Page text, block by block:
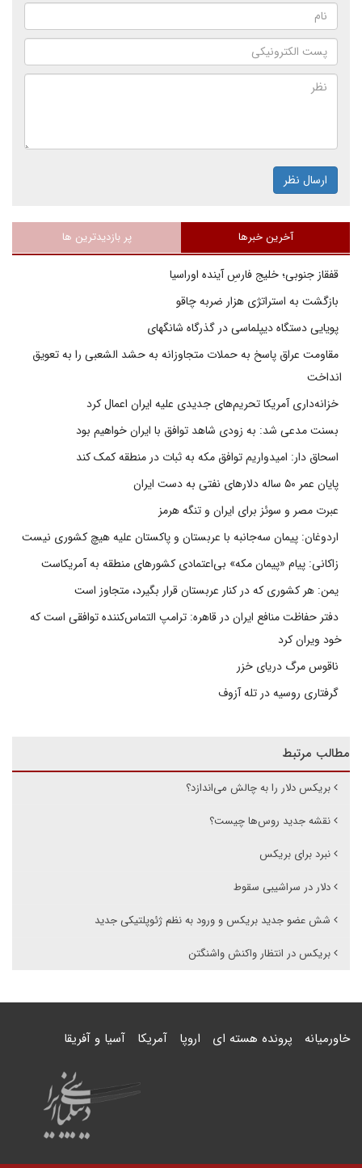
ارسال نظر
آخرین خبرها پر بازدیدترین ها
قفقاز جنوبی؛ خلیج فارسِ آینده اوراسیا
بازگشت به استراتژی هزار ضربه چاقو
پویایی دستگاه دیپلماسی در گذرگاه شانگهای
مقاومت عراق پاسخ به حملات متجاوزانه به حشد الشعبی را به تعویق
انداخت
خزانه‌داری آمریکا تحریم‌های جدیدی علیه ایران اعمال کرد
بسنت مدعی شد: به زودی شاهد توافق با ایران خواهیم بود
اسحاق دار: امیدواریم توافق مکه به ثبات در منطقه کمک کند
پایان عمر ۵۰ ساله دلارهای نفتی به دست ایران
عبرت مصر و سوئز برای ایران و تنگه هرمز
اردوغان: پیمان سه‌جانبه با عربستان و پاکستان علیه هیچ کشوری نیست
زاکانی: پیام «پیمان مکه» بی‌اعتمادی کشورهای منطقه به آمریکاست
یمن: هر کشوری که در کنار عربستان قرار بگیرد، متجاوز است
دفتر حفاظت منافع ایران در قاهره: ترامپ التماس‌کننده توافقی است که
خود ویران کرد
ناقوس مرگ دریای خزر
گرفتاری روسیه در تله آزوف
مطالب مرتبط
بریکس دلار را به چالش می‌اندازد؟
نقشه جدید روس‌ها چیست؟
نبرد برای بریکس
دلار در سراشیبی سقوط
شش عضو جدید بریکس و ورود به نظم ژئوپلتیکی جدید
بریکس در انتظار واکنش واشنگتن
خاورمیانه پرونده هسته ای اروپا آمریکا آسیا و آفریقا